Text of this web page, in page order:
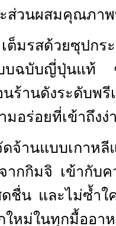
ส่วนผสมคุณภาพ
เต็มรสด้วยซุปก
บบฉบับญี่ปุ่นแท้
ร้านดังระดับพ
อร่อยที่เข้าถึงง่
ดจ้านแบบเกาหลี
ากกิมจิ เข้ากับ
ชื่น และไม่ซ้ำใ
หม่ในทุกมื้ออา